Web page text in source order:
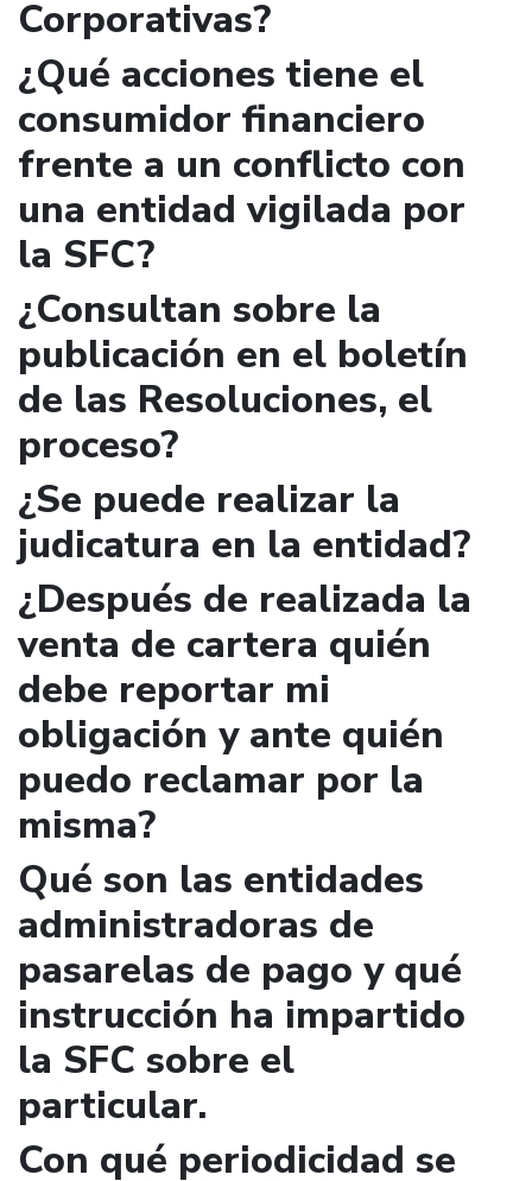
Corporativas?
¿Qué acciones tiene el
consumidor financiero
frente a un conflicto con
una entidad vigilada por
la SFC?
¿Consultan sobre la
publicación en el boletín
de las Resoluciones, el
proceso?
¿Se puede realizar la
judicatura en la entidad?
¿Después de realizada la
venta de cartera quién
debe reportar mi
obligación y ante quién
puedo reclamar por la
misma?
Qué son las entidades
administradoras de
pasarelas de pago y qué
instrucción ha impartido
la SFC sobre el
particular.
Con qué periodicidad se